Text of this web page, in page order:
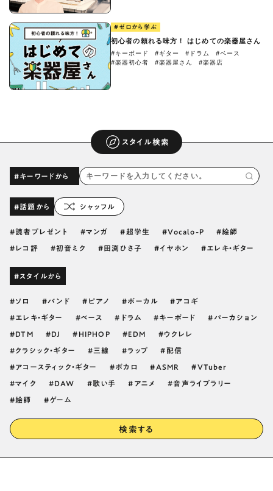
#ゼロから学ぶ
初心者の頼れる味方！ はじめての楽器屋さん
#キーボード #ギター #ドラム
#ベース
#楽器初心者
#楽器屋さん #楽器店
スタイル検索
#キーワードから
#話題から シャッフル
読者プレゼント マンガ 超学生 Vocalo-P 絵師
レコ評 初音ミク 田渕ひさ子 イヤホン エレキ・ギター
#スタイルから
ソロ バンド ピアノ ボーカル アコギ
エレキ・ギター ベース ドラム キーボード パーカション
DTM DJ HIPHOP EDM ウクレレ
クラシック・ギター 三線 ラップ 配信
アコースティック・ギター ボカロ ASMR VTuber
マイク DAW 歌い手 アニメ 音声ライブラリー
絵師 ゲーム
検索する